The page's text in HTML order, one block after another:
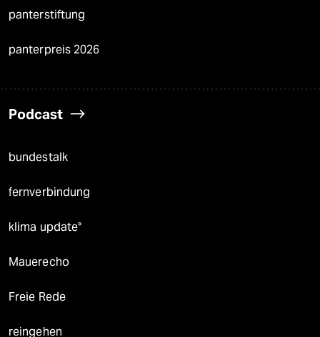
panterstiftung
panterpreis 2026
Podcast
bundestalk
fernverbindung
klima update°
Mauerecho
Freie Rede
reingehen